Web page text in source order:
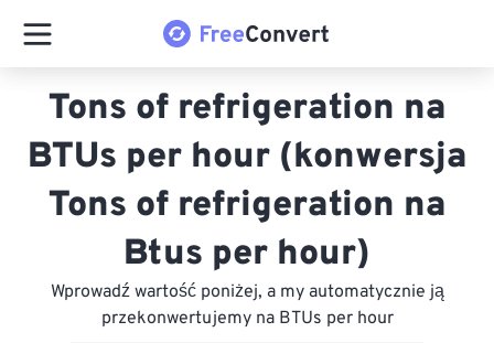
Tons of refrigeration na
BTUs per hour (konwersja
Tons of refrigeration na
Btus per hour)
Wprowadź wartość poniżej, a my automatycznie ją
przekonwertujemy na BTUs per hour